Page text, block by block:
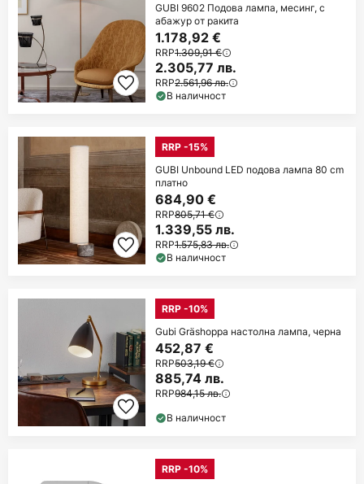
GUBI 9602 Подова лампа, месинг, с
абажур от ракита
1.178,92 €
RRP1.309,91 €
2.305,77 лв.
RRP2.561,96 лв.
В наличност
RRP -15%
GUBI Unbound LED подова лампа 80 cm
платно
684,90 €
RRP805,71 €
1.339,55 лв.
RRP1.575,83 лв.
В наличност
RRP -10%
Gubi Gräshoppa настолна лампа, черна
452,87 €
RRP503,19 €
885,74 лв.
RRP984,15 лв.
В наличност
RRP -10%